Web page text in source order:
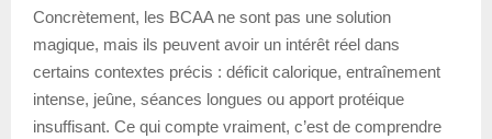
Concrètement, les BCAA ne sont pas une solution
magique, mais ils peuvent avoir un intérêt réel dans
certains contextes précis : déficit calorique, entraînement
intense, jeûne, séances longues ou apport protéique
insuffisant. Ce qui compte vraiment, c’est de comprendre